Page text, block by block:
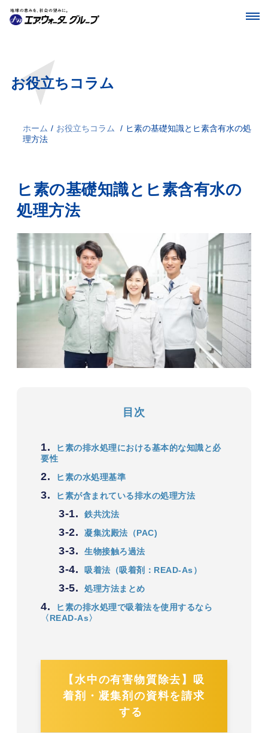
お役立ちコラム
ホーム / お役立ちコラム / ヒ素の基礎知識とヒ素含有水の処
理方法
ヒ素の基礎知識とヒ素含有水の
処理方法
目次
1.
ヒ素の排水処理における基本的な知識と必
要性
2. ヒ素の水処理基準
3. ヒ素が含まれている排水の処理方法
3-1. 鉄共沈法
3-2. 凝集沈殿法（PAC)
3-3. 生物接触ろ過法
3-4. 吸着法（吸着剤：READ-As）
3-5. 処理方法まとめ
4.
ヒ素の排水処理で吸着法を使用するなら
〈READ-As〉
【水中の有害物質除去】吸
着剤・凝集剤の資料を請求
する